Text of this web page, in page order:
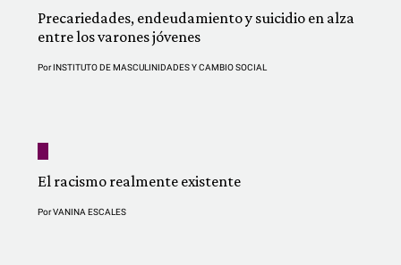
Precariedades, endeudamiento y suicidio en alza
entre los varones jóvenes
PorINSTITUTO DE MASCULINIDADES Y CAMBIO SOCIAL
El racismo realmente existente
PorVANINA ESCALES